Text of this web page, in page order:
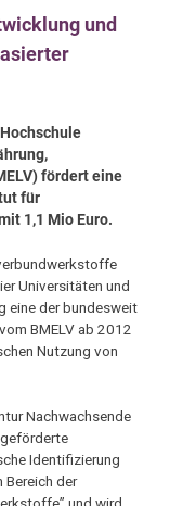
und
fördert eine
für
1,1 Mio Euro.
Universitäten und
eine der bundesweit
BMELV ab 2012
Nutzung von
Nachwachsende
Identifizierung
Bereich der